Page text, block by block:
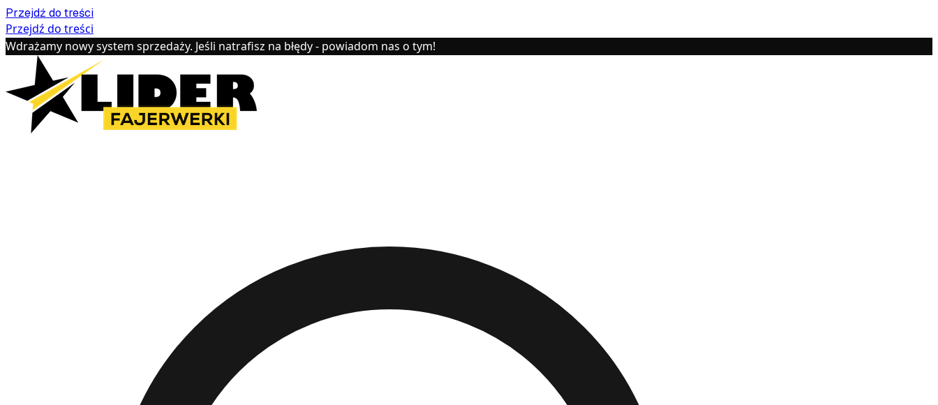
Przejdź do treści
Przejdź do treści
Wdrażamy nowy system sprzedaży. Jeśli natrafisz na błędy - powiadom nas o tym!